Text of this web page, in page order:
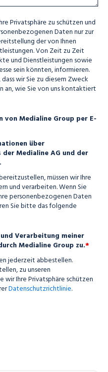
Privatsphäre zu schützen und
Daten nur zur
der von Ihnen
Von Zeit zu Zeit
und Dienstleistungen sowie
sein könnten, informieren.
wir Sie zu diesem Zweck
wie Sie von uns kontaktiert
von Medialine Group per E-
über
Medialine AG und der
müssen wir Ihre
und verarbeiten. Wenn Sie
personenbezogenen Daten
Sie bitte das folgende
Verarbeitung meiner
Medialine Group zu.*
jederzeit abbestellen.
zu unseren
wir Ihre Privatsphäre schützen
Datenschutzrichtlinie.